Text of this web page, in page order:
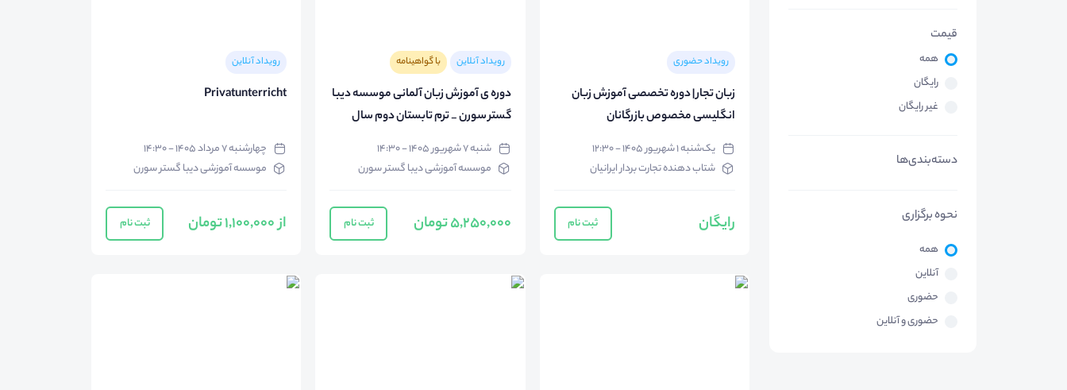
قیمت
همه
رایگان
غیر رایگان
دسته‌بندی‌ها
نحوه برگزاری
همه
آنلاین
حضوری
حضوری و آنلاین
رویداد حضوری
زبان تجار | دوره تخصصی آموزش زبان
انگلیسی مخصوص بازرگانان
یک‌شنبه ۱ شهریور ۱۴۰۵ - ۱۲:۳۰
شتاب دهنده تجارت بردار ایرانیان
رایگان ثبت نام
رویداد آنلاین با گواهینامه
دوره ی آموزش زبان آلمانی موسسه دیبا
گستر سورن _ ترم تابستان دوم سال
1405
شنبه ۷ شهریور ۱۴۰۵ - ۱۴:۳۰
موسسه آموزشی دیبا گستر سورن
5,250,000 تومان ثبت نام
رویداد آنلاین
Privatunterricht
چهارشنبه ۷ مرداد ۱۴۰۵ - ۱۴:۳۰
موسسه آموزشی دیبا گستر سورن
از 1,100,000 تومان ثبت نام